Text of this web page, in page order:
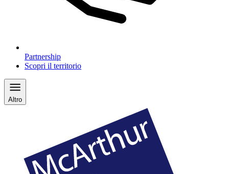
Partnership
Scopri il territorio
Altro